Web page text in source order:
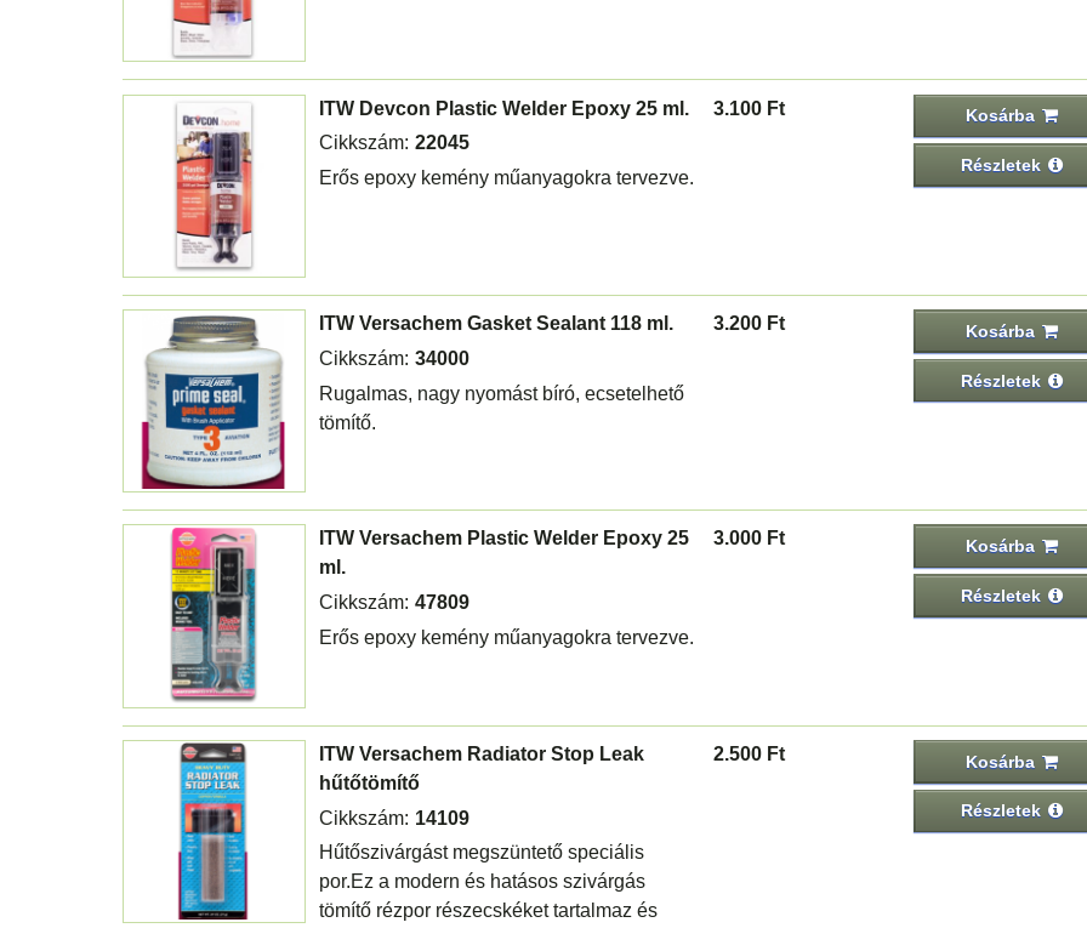
ITW Devcon Plastic Welder Epoxy 25 ml.
Cikkszám: 22045
Erős epoxy kemény műanyagokra tervezve.
3.100 Ft Kosárba
Részletek
ITW Versachem Gasket Sealant 118 ml.
Cikkszám: 34000
Rugalmas, nagy nyomást bíró, ecsetelhető
tömítő.
3.200 Ft Kosárba
Részletek
ITW Versachem Plastic Welder Epoxy 25
ml.
Cikkszám: 47809
Erős epoxy kemény műanyagokra tervezve.
3.000 Ft Kosárba
Részletek
ITW Versachem Radiator Stop Leak
hűtőtömítő
Cikkszám: 14109
Hűtőszivárgást megszüntető speciális
por.Ez a modern és hatásos szivárgás
tömítő rézpor részecskéket tartalmaz és
2.500 Ft Kosárba
Részletek